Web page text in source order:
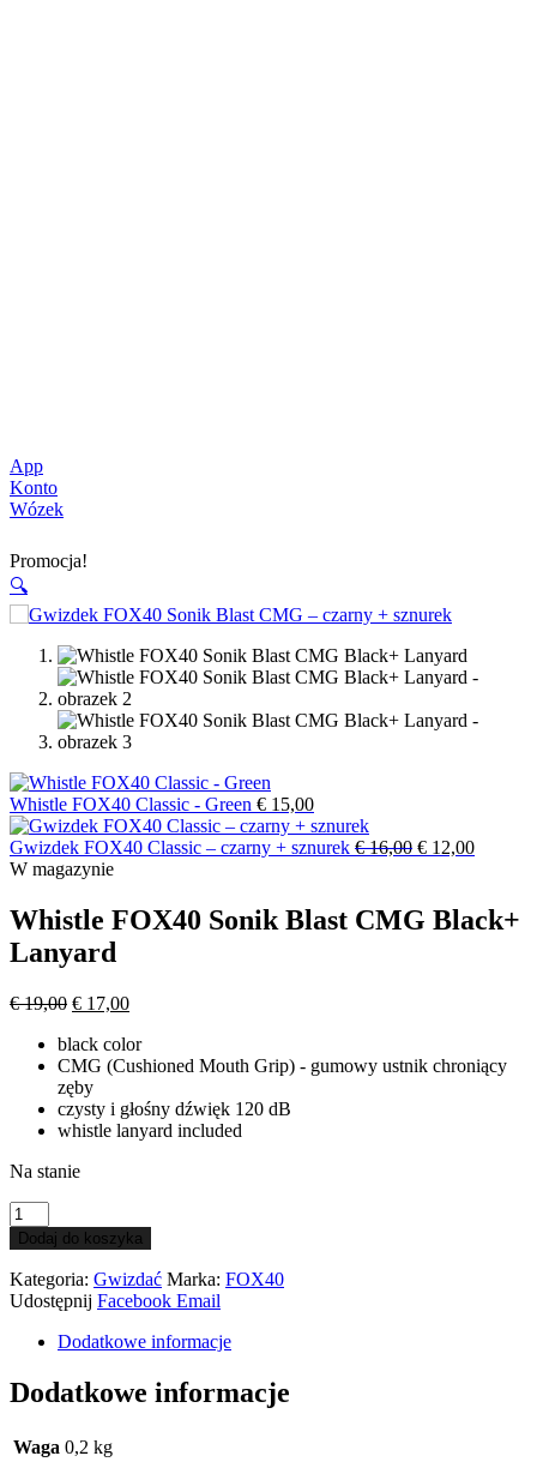
App
Konto
Wózek
Promocja!
🔍
Whistle FOX40 Classic - Green € 15,00
Gwizdek FOX40 Classic – czarny + sznurek €16,00 Pierwotna
€ 16,00.
€ 12,00
€ 12,00.
W magazynie
Whistle FOX40 Sonik Blast CMG Black+
Lanyard
€19,00 Pierwotna
wynosiła:
€ 19,00.
€ 17,00Aktualna
wynosi:
€ 17,00.
black color
CMG (Cushioned Mouth Grip) - gumowy ustnik chroniący
zęby
czysty i głośny dźwięk 120 dB
whistle lanyard included
Na stanie
ilość
Whistle
FOX40
Sonik
Blast
Black+
Dodaj do koszyka
Kategoria: Gwizdać Marka: FOX40
Udostępnij Facebook Email
Dodatkowe informacje
Dodatkowe informacje
Waga 0,2 kg